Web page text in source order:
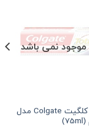
موجود نمی باشد
خمیردندان کلگیت Colgate مدل